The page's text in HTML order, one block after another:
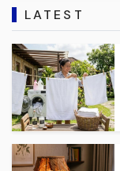
LATEST